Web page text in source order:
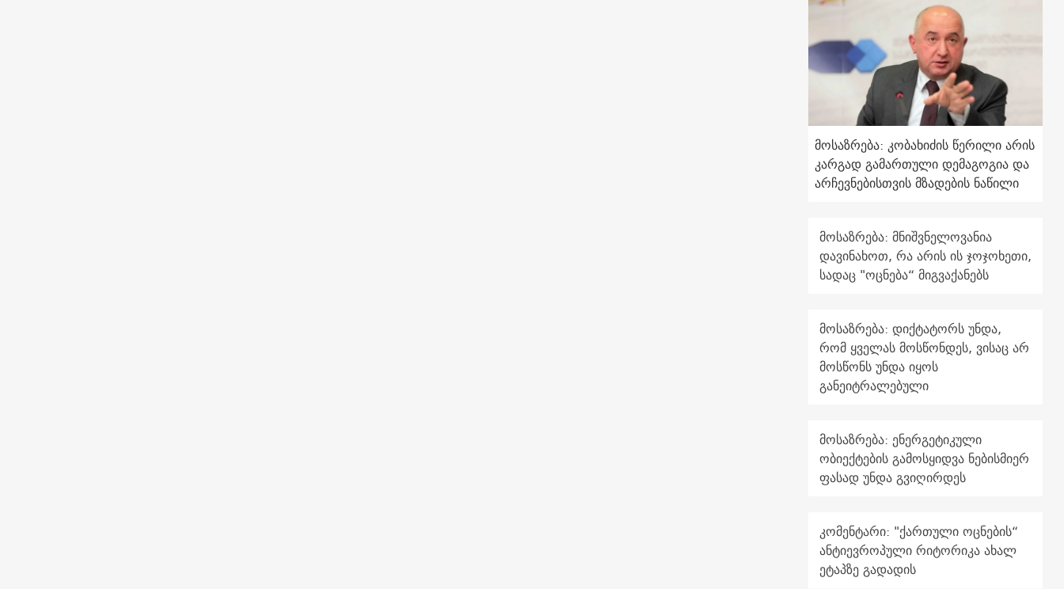
მოსაზრება: კობახიძის წერილი არის
კარგად გამართული დემაგოგია და
არჩევნებისთვის მზადების ნაწილი
მოსაზრება: მნიშვნელოვანია
დავინახოთ, რა არის ის ჯოჯოხეთი,
სადაც "ოცნება“ მიგვაქანებს
მოსაზრება: დიქტატორს უნდა,
რომ ყველას მოსწონდეს, ვისაც არ
მოსწონს უნდა იყოს
განეიტრალებული
მოსაზრება: ენერგეტიკული
ობიექტების გამოსყიდვა ნებისმიერ
ფასად უნდა გვიღირდეს
კომენტარი: "ქართული ოცნების“
ანტიევროპული რიტორიკა ახალ
ეტაპზე გადადის